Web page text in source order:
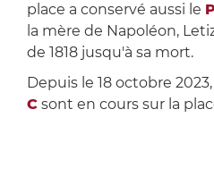
place a conservé aussi le
la mère de Napoléon,
de 1818 jusqu'à sa mort.
Depuis le 18 octobre
Csont en cours sur la